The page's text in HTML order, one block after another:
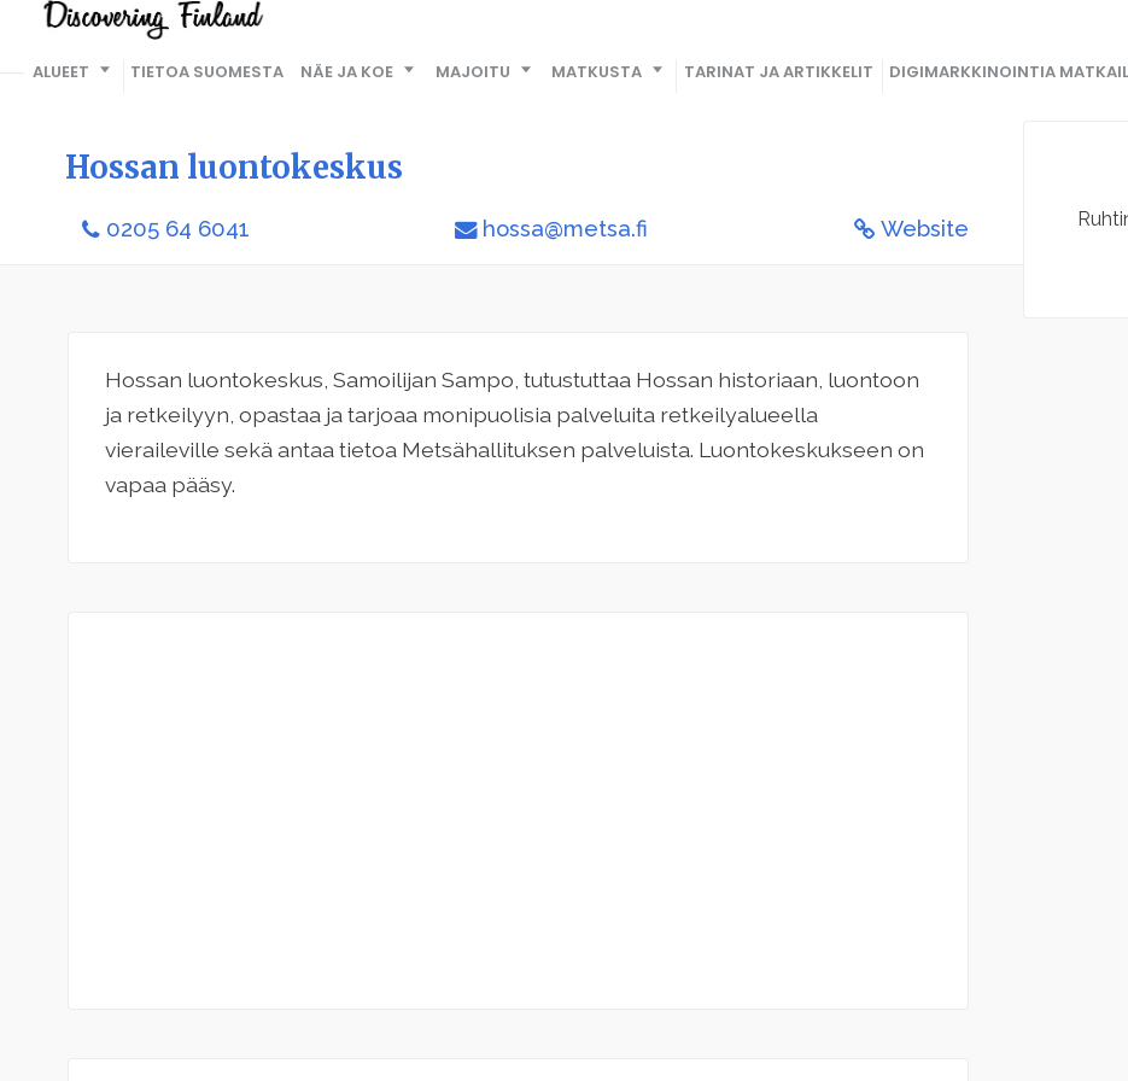
ALUEET TIETOA SUOMESTA NÄE JA KOE MAJOITU MATKUSTA TARINAT JA ARTIKKELIT DIGIMARKKINOINTIA
Hossan luontokeskus
0205 64 6041 hossa@metsa.fi Website
Hossan luontokeskus, Samoilijan Sampo, tutustuttaa Hossan historiaan, luontoon
ja retkeilyyn, opastaa ja tarjoaa monipuolisia palveluita retkeilyalueella
vieraileville sekä antaa tietoa Metsähallituksen palveluista. Luontokeskukseen on
vapaa pääsy.